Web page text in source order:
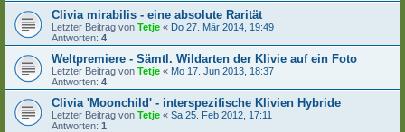
Clivia mirabilis - eine absolute Rarität
Letzter Beitrag von Tetje « Do 27. Mär 2014, 19:49
Antworten: 4
Weltpremiere - Sämtl. Wildarten der Klivie auf ein Foto
Letzter Beitrag von Tetje « Mo 17. Jun 2013, 18:37
Antworten: 4
Clivia 'Moonchild' - interspezifische Klivien Hybride
Letzter Beitrag von Tetje « Sa 25. Feb 2012, 17:11
Antworten: 1